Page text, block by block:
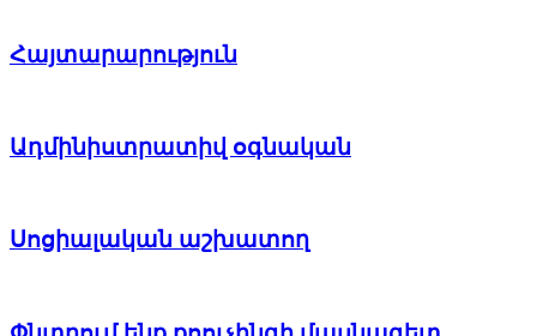
Հայտարարություն
Ադմինիստրատիվ օգնական
Սոցիալական աշխատող